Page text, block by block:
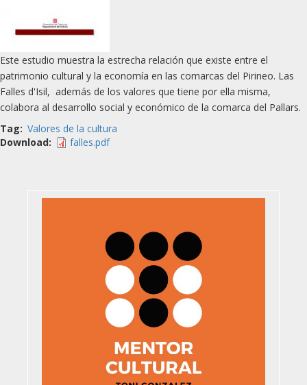
Este estudio muestra la estrecha relación que existe entre el
patrimonio cultural y la economía en las comarcas del Pirineo. Las
Falles d'Isil, además de los valores que tiene por ella misma,
colabora al desarrollo social y económico de la comarca del Pallars.
Tag
Valores de la cultura
Download
falles.pdf